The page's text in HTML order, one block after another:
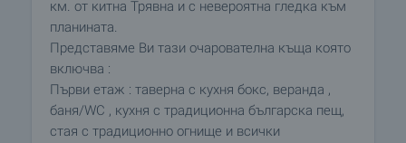
км. от китна Трявна и с невероятна гледка към
планината.
Представяме Ви тази очарователна къща която
включва :
Първи етаж : таверна с кухня бокс, веранда ,
баня/WC , кухня с традиционна българска пещ,
стая с традиционно огнище и всички